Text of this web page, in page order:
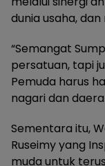
dunia usaha,
“Semangat
persatuan, tapi
Pemuda harus
nagari dan
Sementara itu,
Ruseimy yang
muda untuk